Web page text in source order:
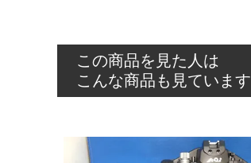
この商品を見た人は
こんな商品も見ています